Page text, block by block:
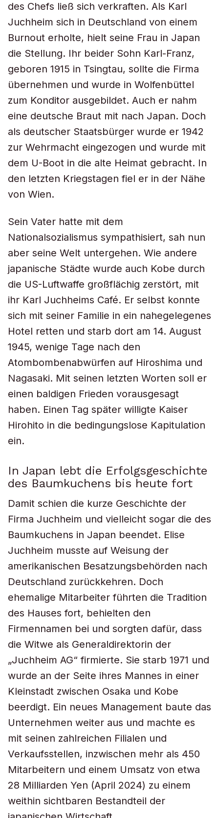
des Chefs ließ sich verkraften. Als Karl
Juchheim sich in Deutschland von einem
Burnout erholte, hielt seine Frau in Japan
die Stellung. Ihr beider Sohn Karl-Franz,
geboren 1915 in Tsingtau, sollte die Firma
übernehmen und wurde in Wolfenbüttel
zum Konditor ausgebildet. Auch er nahm
eine deutsche Braut mit nach Japan. Doch
als deutscher Staatsbürger wurde er 1942
zur Wehrmacht eingezogen und wurde mit
dem U-Boot in die alte Heimat gebracht. In
den letzten Kriegstagen fiel er in der Nähe
von Wien.
Sein Vater hatte mit dem
Nationalsozialismus sympathisiert, sah nun
aber seine Welt untergehen. Wie andere
japanische Städte wurde auch Kobe durch
die US-Luftwaffe großflächig zerstört, mit
ihr Karl Juchheims Café. Er selbst konnte
sich mit seiner Familie in ein nahegelegenes
Hotel retten und starb dort am 14. August
1945, wenige Tage nach den
Atombombenabwürfen auf Hiroshima und
Nagasaki. Mit seinen letzten Worten soll er
einen baldigen Frieden vorausgesagt
haben. Einen Tag später willigte Kaiser
Hirohito in die bedingungslose Kapitulation
ein.
In Japan lebt die Erfolgsgeschichte
des Baumkuchens bis heute fort
Damit schien die kurze Geschichte der
Firma Juchheim und vielleicht sogar die des
Baumkuchens in Japan beendet. Elise
Juchheim musste auf Weisung der
amerikanischen Besatzungsbehörden nach
Deutschland zurückkehren. Doch
ehemalige Mitarbeiter führten die Tradition
des Hauses fort, behielten den
Firmennamen bei und sorgten dafür, dass
die Witwe als Generaldirektorin der
„Juchheim AG“ firmierte. Sie starb 1971 und
wurde an der Seite ihres Mannes in einer
Kleinstadt zwischen Osaka und Kobe
beerdigt. Ein neues Management baute das
Unternehmen weiter aus und machte es
mit seinen zahlreichen Filialen und
Verkaufsstellen, inzwischen mehr als 450
Mitarbeitern und einem Umsatz von etwa
28 Milliarden Yen (April 2024) zu einem
weithin sichtbaren Bestandteil der